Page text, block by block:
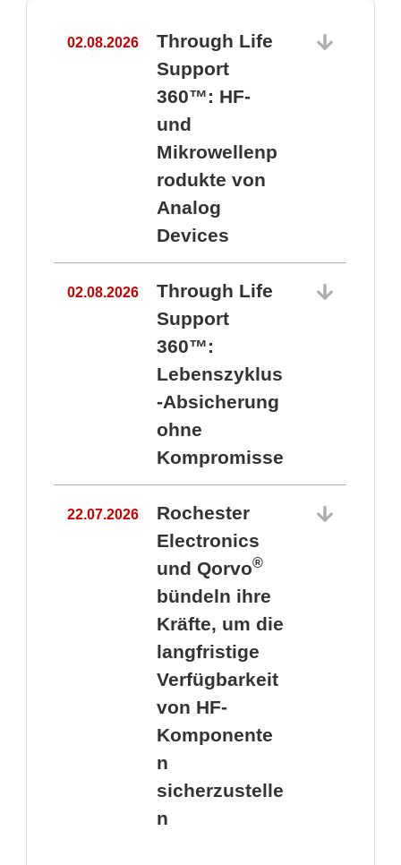
02.08.2026
Through Life
Support
360™: HF-
und
Mikrowellenp
rodukte von
Analog
Devices
02.08.2026
Through Life
Support
360™:
Lebenszyklus
-Absicherung
ohne
Kompromisse
22.07.2026
Rochester
Electronics
und Qorvo®
bündeln ihre
Kräfte, um die
langfristige
Verfügbarkeit
von HF-
Komponente
n
sicherzustelle
n